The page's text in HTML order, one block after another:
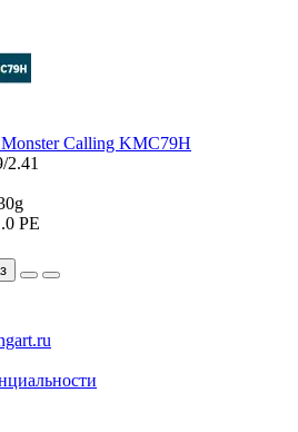
Calling KMC79H
2.41
PE